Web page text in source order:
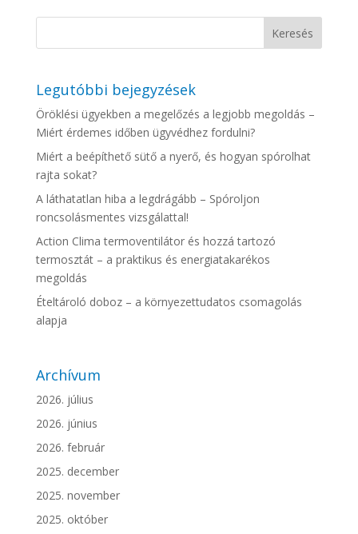
Legutóbbi bejegyzések
Öröklési ügyekben a megelőzés a legjobb megoldás –
Miért érdemes időben ügyvédhez fordulni?
Miért a beépíthető sütő a nyerő, és hogyan spórolhat
rajta sokat?
A láthatatlan hiba a legdrágább – Spóroljon
roncsolásmentes vizsgálattal!
Action Clima termoventilátor és hozzá tartozó
termosztát – a praktikus és energiatakarékos
megoldás
Ételtároló doboz – a környezettudatos csomagolás
alapja
Archívum
2026. július
2026. június
2026. február
2025. december
2025. november
2025. október